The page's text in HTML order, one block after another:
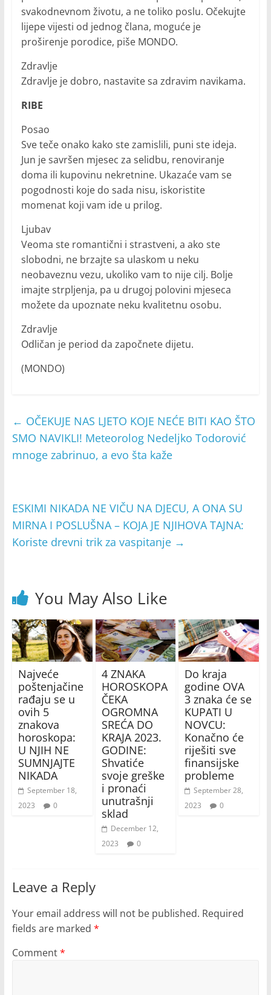
svakodnevnom životu, a ne toliko poslu. Očekujte
lijepe vijesti od jednog člana, moguće je
proširenje porodice, piše MONDO.
Zdravlje
Zdravlje je dobro, nastavite sa zdravim navikama.
RIBE
Posao
Sve teče onako kako ste zamislili, puni ste ideja.
Jun je savršen mjesec za selidbu, renoviranje
doma ili kupovinu nekretnine. Ukazaće vam se
pogodnosti koje do sada nisu, iskoristite
momenat koji vam ide u prilog.
Ljubav
Veoma ste romantični i strastveni, a ako ste
slobodni, ne brzajte sa ulaskom u neku
neobaveznu vezu, ukoliko vam to nije cilj. Bolje
imajte strpljenja, pa u drugoj polovini mjeseca
možete da upoznate neku kvalitetnu osobu.
Zdravlje
Odličan je period da započnete dijetu.
(MONDO)
← OČEKUJE NAS LJETO KOJE NEĆE BITI KAO ŠTO
SMO NAVIKLI! Meteorolog Nedeljko Todorović
mnoge zabrinuo, a evo šta kaže
ESKIMI NIKADA NE VIČU NA DJECU, A ONA SU
MIRNA I POSLUŠNA – KOJA JE NJIHOVA TAJNA:
Koriste drevni trik za vaspitanje →
You May Also Like
Najveće
poštenjačine
rađaju se u
ovih 5
znakova
horoskopa:
U NJIH NE
SUMNJAJTE
NIKADA
September 18,
2023
0
4 ZNAKA
HOROSKOPA
ČEKA
OGROMNA
SREĆA DO
KRAJA 2023.
GODINE:
Shvatiće
svoje greške
i pronaći
unutrašnji
sklad
December 12,
2023
0
Do kraja
godine OVA
3 znaka će se
KUPATI U
NOVCU:
Konačno će
riješiti sve
finansijske
probleme
September 28,
2023
0
Leave a Reply
Your email address will not be published. Required
fields are marked *
Comment*